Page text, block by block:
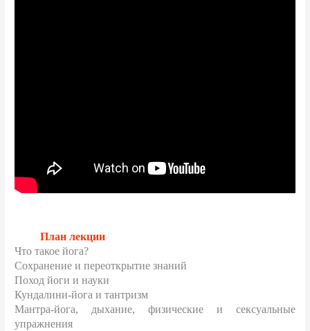
План лекции
Что такое йога?
Сохранение и переоткрытие знаний
Поход йоги и науки
Кундалини-йога и тантризм
Мантра-йога, дыхание, физические и сексуальные
упражнения